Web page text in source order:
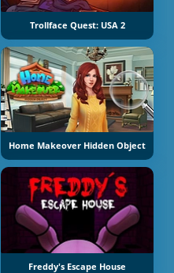
Trollface Quest: USA 2
Home Makeover Hidden Object
Freddy's Escape House